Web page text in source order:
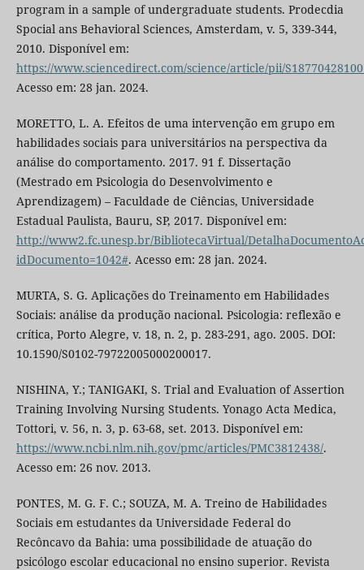
program in a sample of undergraduate students. Prodecdia
Spocial ans Behavioral Sciences, Amsterdam, v. 5, 339-344,
2010. Disponível em:
https://www.sciencedirect.com/science/article/pii/
Acesso em: 28 jan. 2024.
MORETTO, L. A. Efeitos de uma intervenção em grupo em
habilidades sociais para universitários na perspectiva da
análise do comportamento. 2017. 91 f. Dissertação
(Mestrado em Psicologia do Desenvolvimento e
Aprendizagem) – Faculdade de Ciências, Universidade
Estadual Paulista, Bauru, SP, 2017. Disponível em:
http://www2.fc.unesp.br/BibliotecaVirtual/
idDocumento=1042#. Acesso em: 28 jan. 2024.
MURTA, S. G. Aplicações do Treinamento em Habilidades
Sociais: análise da produção nacional. Psicologia: reflexão e
crítica, Porto Alegre, v. 18, n. 2, p. 283-291, ago. 2005. DOI:
10.1590/S0102-79722005000200017.
NISHINA, Y.; TANIGAKI, S. Trial and Evaluation of Assertion
Training Involving Nursing Students. Yonago Acta Medica,
Tottori, v. 56, n. 3, p. 63-68, set. 2013. Disponível em:
https://www.ncbi.nlm.nih.gov/pmc/articles/PMC3812438/.
Acesso em: 26 nov. 2013.
PONTES, M. G. F. C.; SOUZA, M. A. Treino de Habilidades
Sociais em estudantes da Universidade Federal do
Recôncavo da Bahia: uma possibilidade de atuação do
psicólogo escolar educacional no ensino superior. Revista